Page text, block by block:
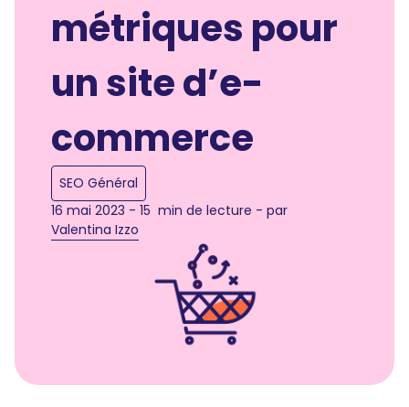
métriques pour
un site d’e-
commerce
SEO Général
16 mai 2023 - 15 min de lecture - par
Valentina Izzo